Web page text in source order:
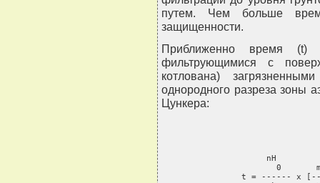
путем. Чем больше
защищенности.
Приближенно время (t)
фильтрующимися с
котлована)
однородного разреза зоны
Цункера:
                     nH
0
t = ------ x